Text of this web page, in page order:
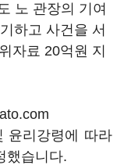
노 관장의 기여
하고 사건을 서
자료 20억원 지
윤리강령에 따라
했습니다.